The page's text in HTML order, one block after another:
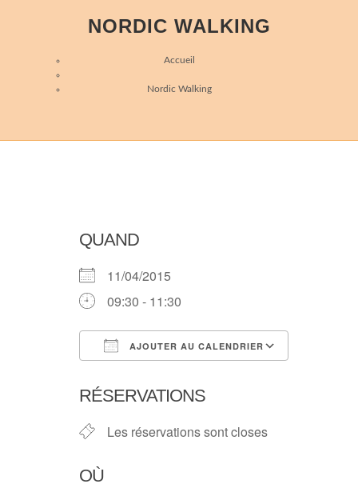
NORDIC WALKING
Accueil
Nordic Walking
QUAND
11/04/2015
09:30 - 11:30
AJOUTER AU CALENDRIER
RÉSERVATIONS
Les réservations sont closes
OÙ